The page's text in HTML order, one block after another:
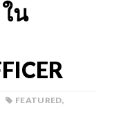
น
FEATURED,